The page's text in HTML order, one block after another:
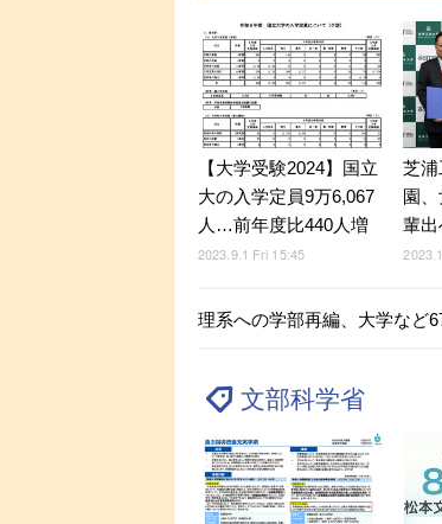
【大学受験2024】国立
大の入学定員9万6,067
人…前年度比440人増
2023.9.1 Fri 15:45
芝
園
輩
理系への学部再編、大学など
文部科学省